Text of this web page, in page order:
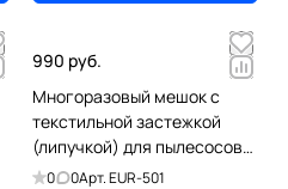
990 руб.
Многоразовый мешок с
текстильной застежкой
(липучкой) для пылесосов
Nilfisk ALTO AERO 21, AERO
0 0Арт.EUR-501